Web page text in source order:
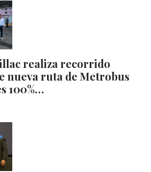
realiza recorrido
nueva ruta de Metrobus
100%…